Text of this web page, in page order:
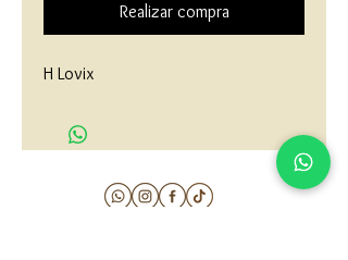
Realizar compra
H Lovix